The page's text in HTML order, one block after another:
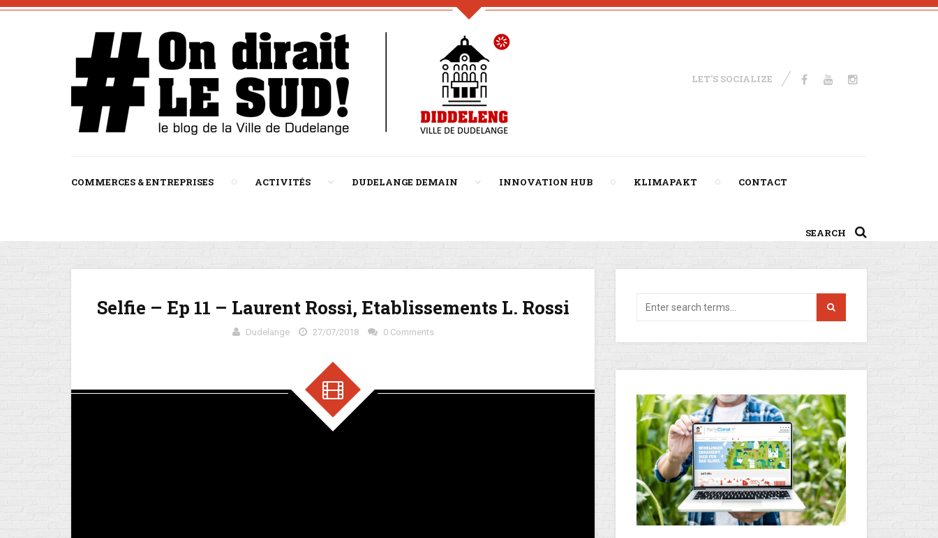
LET'S SOCIALIZE
COMMERCES & ENTREPRISES ACTIVITÉS DUDELANGE DEMAIN INNOVATION HUB KLIMAPAKT CONTACT
SEARCH
Selfie – Ep 11 – Laurent Rossi, Etablissements L. Rossi
Dudelange 27/07/2018 0 Comments